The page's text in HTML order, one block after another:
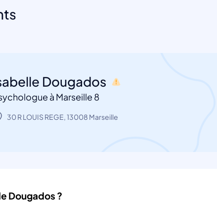
Dougados
à Marseille 8
30 R LOUIS REGE, 13008 Marseille
Dougados ?